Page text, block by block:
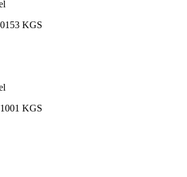
KGS
KGS